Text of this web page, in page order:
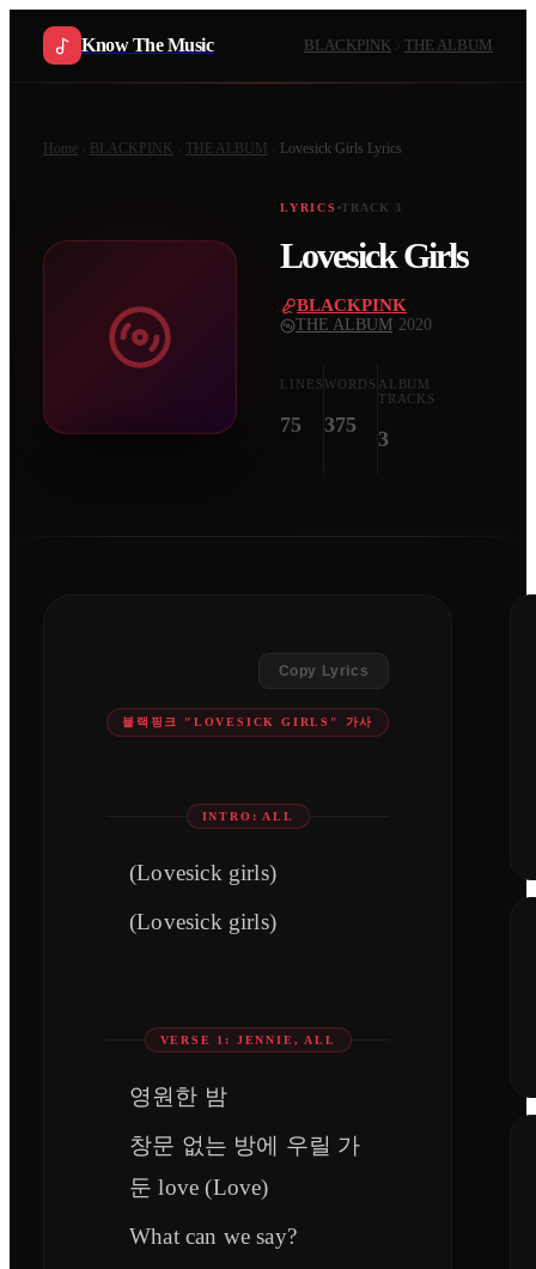
Know The Music BLACKPINK THE ALBUM
Home BLACKPINK THE ALBUM Lovesick Girls Lyrics
LYRICS TRACK 3
Lovesick Girls
BLACKPINK
THE ALBUM 2020
LINES
75
WORDS
375
ALBUM
TRACKS
3
Copy Lyrics
블랙핑크 "LOVESICK GIRLS" 가사
INTRO: ALL
(Lovesick girls)
(Lovesick girls)
VERSE 1: JENNIE, ALL
영원한 밤
창문 없는 방에 우릴 가
둔 love (Love)
What can we say?